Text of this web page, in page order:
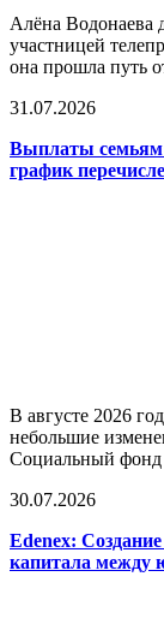
Алёна Водонаева
участницей
она прошла путь
31.07.2026
Выплаты семьям
график
В августе 2026
небольшие
Социальный фонд
30.07.2026
Edenex:
капитала между